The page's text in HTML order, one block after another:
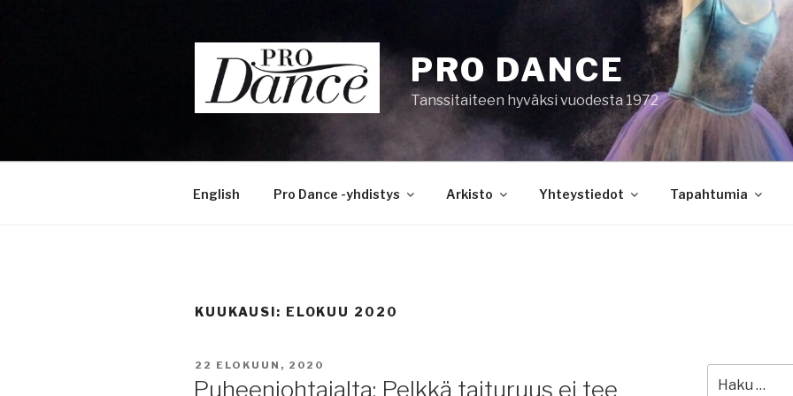
PRO DANCE
Tanssitaiteen hyväksi vuodesta 1972
English Pro Dance -yhdistys Arkisto Yhteystiedot Tapahtumia
KUUKAUSI: ELOKUU 2020
JULKAISTU
22 ELOKUUN, 2020
Puheenjohtajalta: Pelkkä taituruus ei tee